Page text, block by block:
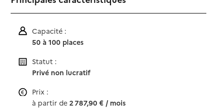
Capacité :
50 à 100 places
Statut :
Privé non lucratif
Prix :
à partir de2 787,90 € / mois